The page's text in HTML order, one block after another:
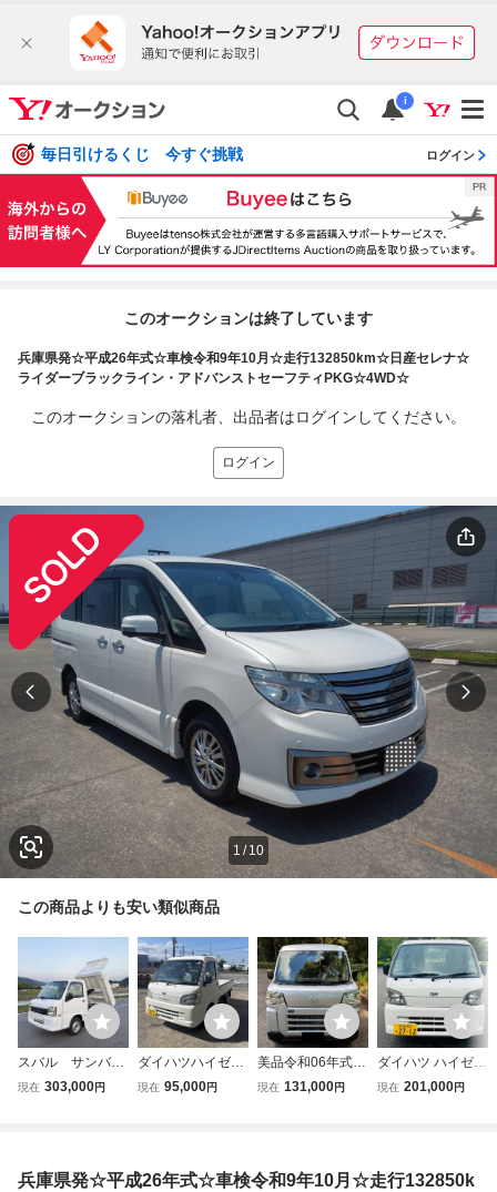
i
毎日引けるくじ 今すぐ挑戦 ログイン
このオークションは終了しています
兵庫県発☆平成26年式☆車検令和9年10月☆走行132850km☆日産セレナ☆
ライダーブラックライン・アドバンストセーフティPKG☆4WD☆
このオークションの落札者、出品者はログインしてください。
ログイン
1 / 10
この商品よりも安い類似商品
スバル サンバー
トラック●ダンブ
D●ELシフト●
現在 303,000円
ダイハツハイゼッ
ト 平成17/8月 4W
現在 95,000円
美品令和06年式ダ
イハツハイゼット
現在 131,000円
ダイハツ ハイゼッ
ト軽トラック 平成
検10年3月まで群
現在 201,000円
兵庫県発☆平成26年式☆車検令和9年10月☆走行132850k